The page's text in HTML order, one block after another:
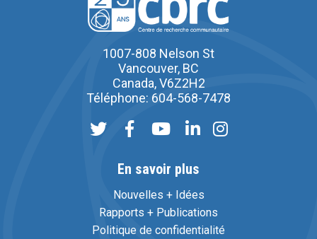
1007-808 Nelson St
Vancouver, BC
Canada, V6Z2H2
Téléphone: 604-568-7478
En savoir plus
Nouvelles + Idées
Rapports + Publications
Politique de confidentialité